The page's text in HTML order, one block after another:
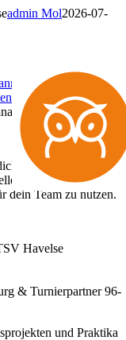
admin Mol2026-07-
in Hannover
darauf vor, Daten
Spieler systematisch
dein Team zu nutzen.
Havelse
& Turnierpartner 96-
und Praktika